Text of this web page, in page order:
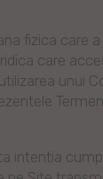
fizica care
care
unui
intentia